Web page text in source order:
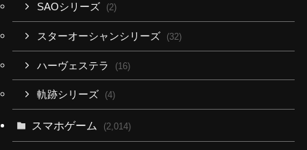
SAOシリーズ (2)
スターオーシャンシリーズ (32)
ハーヴェステラ (16)
軌跡シリーズ (4)
スマホゲーム (2,014)